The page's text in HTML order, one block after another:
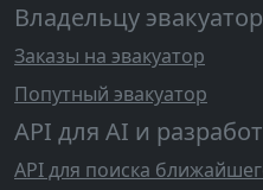
Владельцу
Заказы на эвакуатор
Попутный эвакуатор
API для AI и
API для поиска